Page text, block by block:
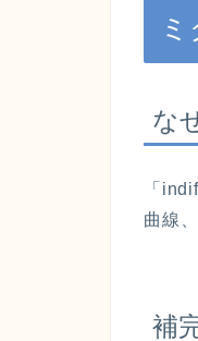
な
「
曲線
補